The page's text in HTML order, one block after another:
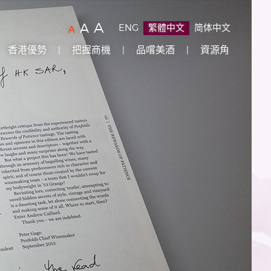
字
大
(A) 字
型
大
小：
大
(A) 字
型
大
小：
最
大
(
A) ENG 繁體中文 简体中文
香港優勢 把握商機 品嚐美酒 資源角